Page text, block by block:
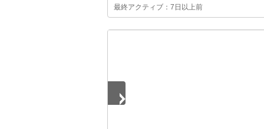
最終アクティブ：7日以上前